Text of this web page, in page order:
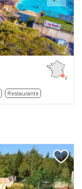
Next
Restaurante